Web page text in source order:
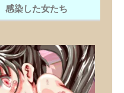
感染した女たち